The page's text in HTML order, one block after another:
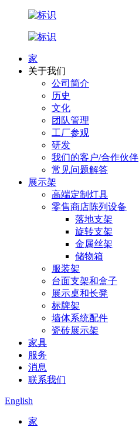
家
关于我们
公司简介
历史
文化
团队管理
工厂参观
研发
我们的客户/合作伙伴
常见问题解答
展示架
高端定制灯具
零售商店陈列设备
落地支架
旋转支架
金属丝架
储物箱
服装架
台面支架和盒子
展示桌和长凳
标牌架
墙体系统配件
瓷砖展示架
家具
服务
消息
联系我们
English
家